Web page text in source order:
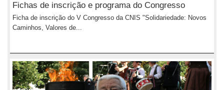
Fichas de inscrição e programa do Congresso
Ficha de inscrição do V Congresso da CNIS "Solidariedade: Novos
Caminhos, Valores de...